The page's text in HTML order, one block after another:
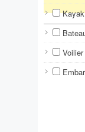
Voilier